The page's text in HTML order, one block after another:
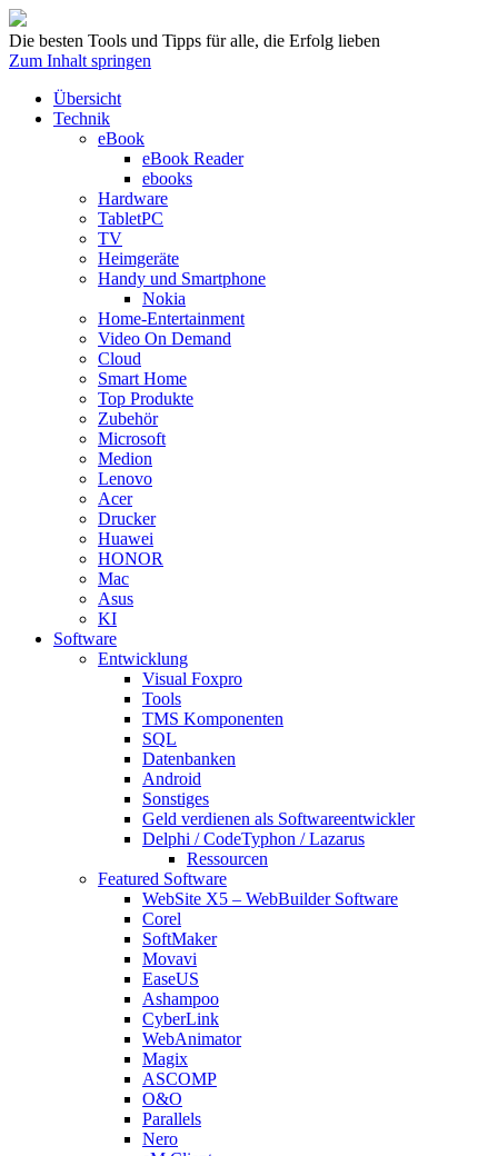
Die besten Tools und Tipps für alle, die Erfolg lieben
Zum Inhalt springen
Übersicht
Technik
eBook
eBook Reader
ebooks
Hardware
TabletPC
TV
Heimgeräte
Handy und Smartphone
Nokia
Home-Entertainment
Video On Demand
Cloud
Smart Home
Top Produkte
Zubehör
Microsoft
Medion
Lenovo
Acer
Drucker
Huawei
HONOR
Mac
Asus
KI
Software
Entwicklung
Visual Foxpro
Tools
TMS Komponenten
SQL
Datenbanken
Android
Sonstiges
Geld verdienen als Softwareentwickler
Delphi / CodeTyphon / Lazarus
Ressourcen
Featured Software
WebSite X5 – WebBuilder Software
Corel
SoftMaker
Movavi
EaseUS
Ashampoo
CyberLink
WebAnimator
Magix
ASCOMP
O&O
Parallels
Nero